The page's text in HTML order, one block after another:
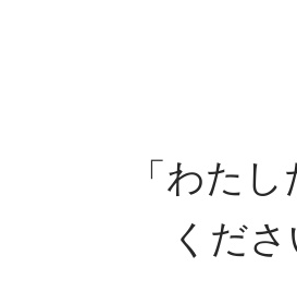
「わた
くだ